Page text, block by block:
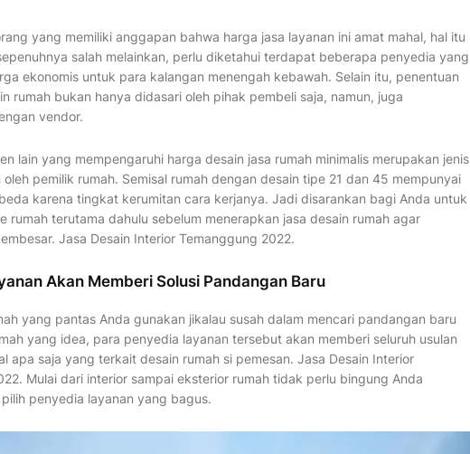
yang memiliki anggapan bahwa harga jasa layanan ini amat mahal, hal itu
salah melainkan, perlu diketahui terdapat beberapa penyedia yang
ekonomis untuk para kalangan menengah kebawah. Selain itu, penentuan
rumah bukan hanya didasari oleh pihak pembeli saja, namun, juga
vendor.
lain yang mempengaruhi harga desain jasa rumah minimalis merupakan jenis
pemilik rumah. Semisal rumah dengan desain tipe 21 dan 45 mempunyai
karena tingkat kerumitan cara kerjanya. Jadi disarankan bagi Anda untuk
rumah terutama dahulu sebelum menerapkan jasa desain rumah agar
Jasa Desain Interior Temanggung 2022.
Akan Memberi Solusi Pandangan Baru
yang pantas Anda gunakan jikalau susah dalam mencari pandangan baru
yang idea, para penyedia layanan tersebut akan memberi seluruh usulan
apa saja yang terkait desain rumah si pemesan. Jasa Desain Interior
Mulai dari interior sampai eksterior rumah tidak perlu bingung Anda
penyedia layanan yang bagus.